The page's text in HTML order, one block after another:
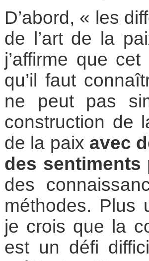
D’abord, « les
de l’art de la
j’affirme que
qu’il faut
ne peut pas
construction de
de la paix avec
des
des
méthodes. Plus
je crois que la
est un défi